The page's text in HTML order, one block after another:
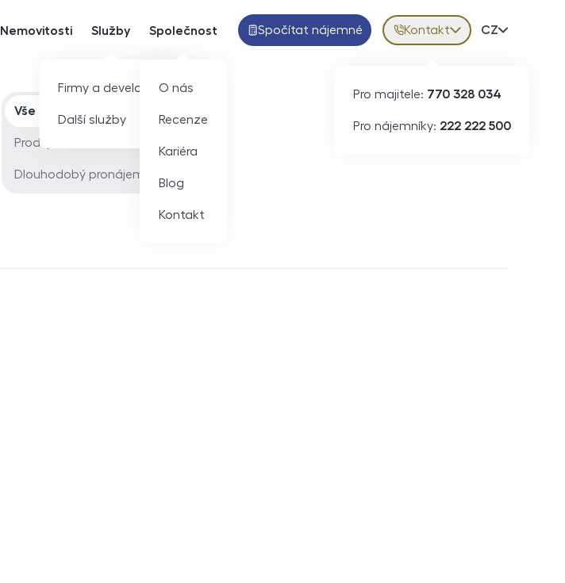
Nemovitosti Služby
Firmy a developeři
Další služby
Společnost
O nás
Recenze
Kariéra
Blog
Kontakt
Spočítat nájemné Kontakt
Pro majitele: 770 328 034
Pro nájemníky: 222 222 500
Volba
CZ
Typ nabídky
Vše
Prodej
Dlouhodobý pronájem